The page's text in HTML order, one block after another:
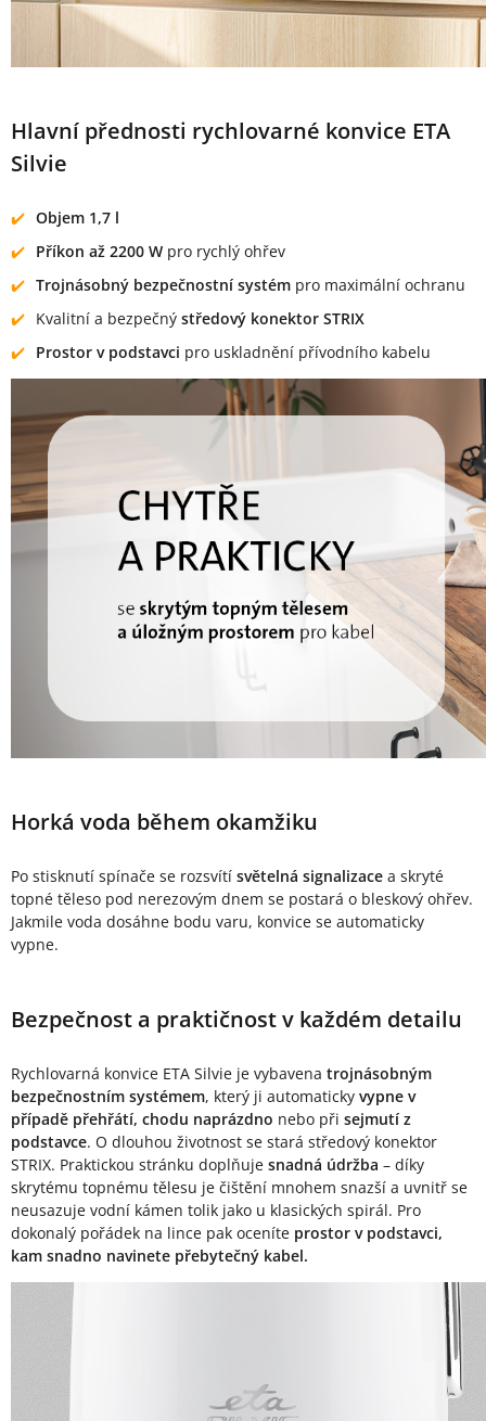
Hlavní přednosti rychlovarné konvice ETA
Silvie
Objem 1,7 l
Příkon až 2200 W pro rychlý ohřev
Trojnásobný bezpečnostní systém pro maximální ochranu
Kvalitní a bezpečný středový konektor STRIX
Prostor v podstavci pro uskladnění přívodního kabelu
Horká voda během okamžiku
Po stisknutí spínače se rozsvítí světelná signalizace a skryté
topné těleso pod nerezovým dnem se postará o bleskový ohřev.
Jakmile voda dosáhne bodu varu, konvice se automaticky
vypne.
Bezpečnost a praktičnost v každém detailu
Rychlovarná konvice ETA Silvie je vybavena trojnásobným
bezpečnostním systémem, který ji automaticky vypne v
případě přehřátí, chodu naprázdno nebo při sejmutí z
podstavce. O dlouhou životnost se stará středový konektor
STRIX. Praktickou stránku doplňuje snadná údržba – díky
skrytému topnému tělesu je čištění mnohem snazší a uvnitř se
neusazuje vodní kámen tolik jako u klasických spirál. Pro
dokonalý pořádek na lince pak oceníte prostor v podstavci,
kam snadno navinete přebytečný kabel.